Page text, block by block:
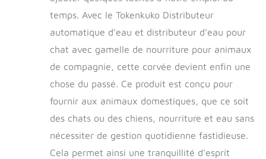
d'ajouter de l'eau et
de la nourriture
régulièrement pour
pour ajouter
automatiquement
de l'eau et de la
nourriture à la base,
et les animaux de
compagnie peuvent
moment Grande
capacité : la
temps. Avec le Tokenkuko Distributeur
automatique d’eau et distributeur d’eau pour
chat avec gamelle de nourriture pour animaux
de compagnie, cette corvée devient enfin une
chose du passé. Ce produit est conçu pour
fournir aux animaux domestiques, que ce soit
des chats ou des chiens, nourriture et eau sans
nécessiter de gestion quotidienne fastidieuse.
Cela permet ainsi une tranquillité d’esprit